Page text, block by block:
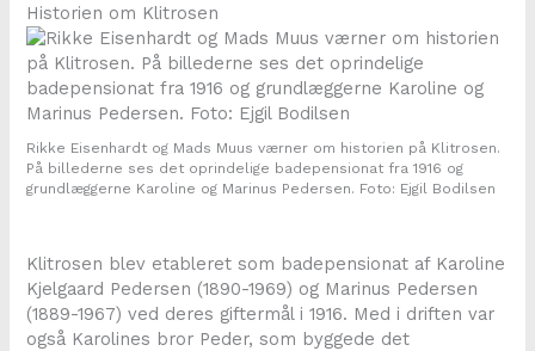
Historien om Klitrosen
Rikke Eisenhardt og Mads Muus værner om historien på Klitrosen.
På billederne ses det oprindelige badepensionat fra 1916 og
grundlæggerne Karoline og Marinus Pedersen. Foto: Ejgil Bodilsen
Klitrosen blev etableret som badepensionat af Karoline
Kjelgaard Pedersen (1890-1969) og Marinus Pedersen
(1889-1967) ved deres giftermål i 1916. Med i driften var
også Karolines bror Peder, som byggede det